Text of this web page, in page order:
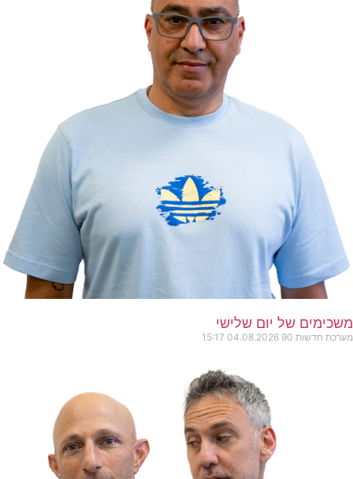
משכימים של יום שלישי
מערכת חדשות 90 04.08.2026
15:17